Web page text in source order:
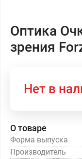
Оптика
зрения
Нет в
О товаре
Форма выпуска
Производитель